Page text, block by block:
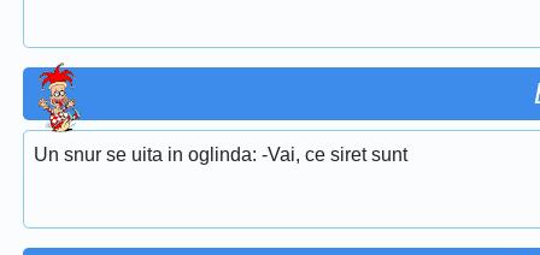
Un snur se uita in oglinda: -Vai, ce siret sunt